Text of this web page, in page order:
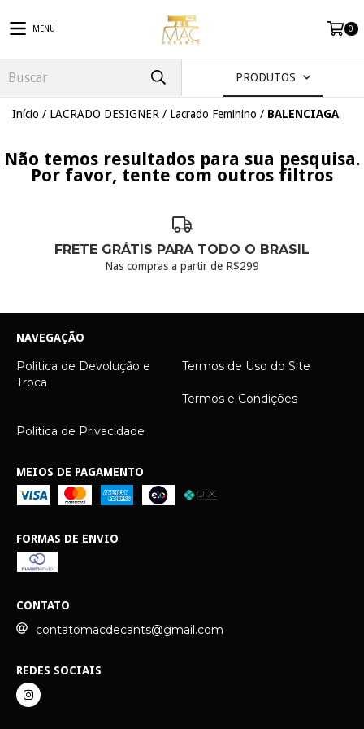
MENU 0
PRODUTOS
Início / LACRADO DESIGNER / Lacrado Feminino / BALENCIAGA
Não temos resultados para sua pesquisa.
Por favor, tente com outros filtros
FRETE GRÁTIS PARA TODO O BRASIL
Nas compras a partir de R$299
NAVEGAÇÃO
Política de Devolução e
Troca
Termos de Uso do Site
Termos e Condições
Política de Privacidade
MEIOS DE PAGAMENTO
FORMAS DE ENVIO
CONTATO
contatomacdecants@gmail.com
REDES SOCIAIS